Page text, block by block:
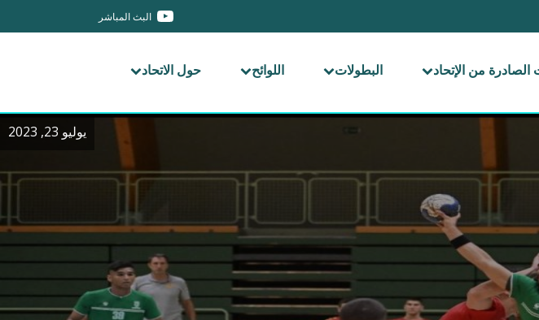
البث المباشر
الصادرة من الإتحاد البطولات اللوائح حول الاتحاد
يوليو 23, 2023